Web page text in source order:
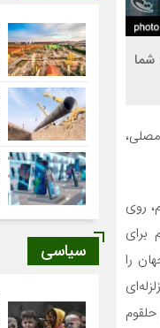
روی
برای
را
سیاسی